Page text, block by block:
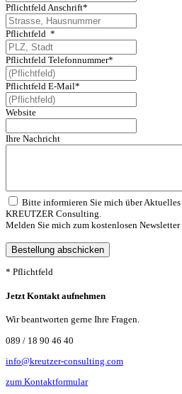
Pflichtfeld Anschrift*
Pflichtfeld *
Pflichtfeld Telefonnummer*
Pflichtfeld E-Mail*
Website
Ihre Nachricht
Bitte informieren Sie mich über
KREUTZER Consulting.
Melden Sie mich zum kostenlosen Newsletter
* Pflichtfeld
Jetzt Kontakt aufnehmen
Wir beantworten gerne Ihre Fragen.
089 / 18 90 46 40
info@kreutzer-consulting.com
zum Kontaktformular